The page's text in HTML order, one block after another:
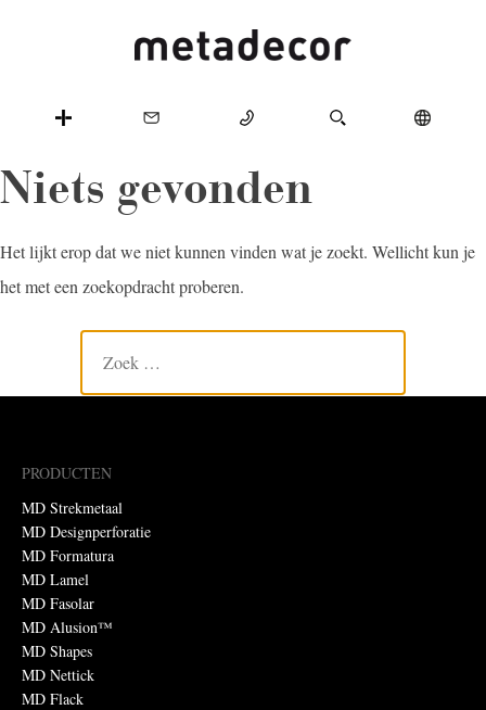
Niets gevonden
Het lijkt erop dat we niet kunnen vinden wat je zoekt. Wellicht kun je
het met een zoekopdracht proberen.
PRODUCTEN
MD Strekmetaal
MD Designperforatie
MD Formatura
MD Lamel
MD Fasolar
MD Alusion™
MD Shapes
MD Nettick
MD Flack